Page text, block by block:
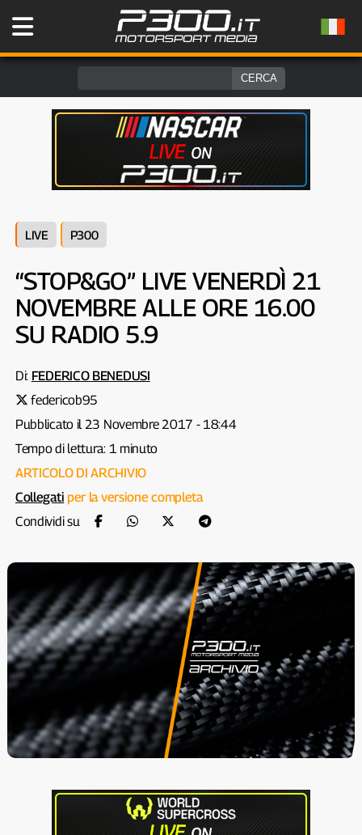
LIVE P300
“STOP&GO” LIVE VENERDÌ 21
NOVEMBRE ALLE ORE 16.00
SU RADIO 5.9
Di: FEDERICO BENEDUSI
federicob95
Pubblicato il 23 Novembre 2017 - 18:44
Tempo di lettura: 1 minuto
ARTICOLO DI ARCHIVIO
Collegati per la versione completa
Condividi su